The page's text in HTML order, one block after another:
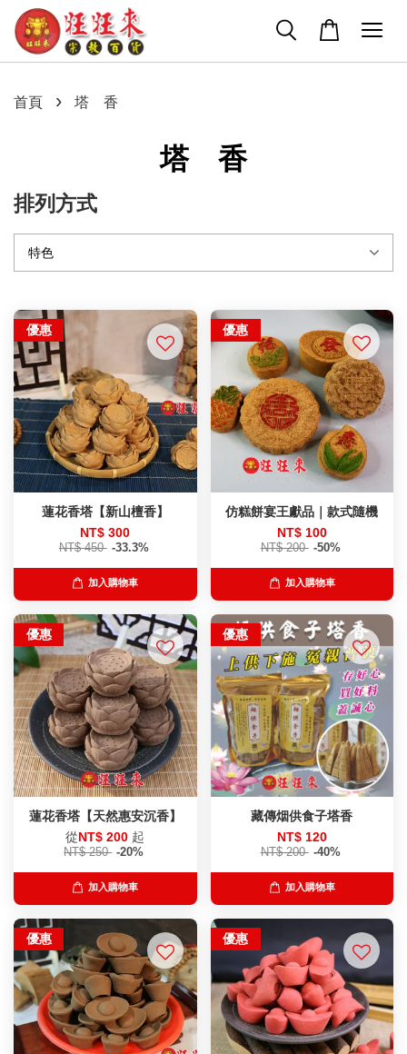
首頁 › 塔 香
塔 香
排列方式
優惠
蓮花香塔【新山檀香】
NT$ 300
NT$ 450 -33.3%
加入購物車
優惠
仿糕餅宴王獻品｜款式隨機
NT$ 100
NT$ 200 -50%
加入購物車
優惠
蓮花香塔【天然惠安沉香】
從NT$ 200 起
NT$ 250 -20%
加入購物車
優惠
藏傳烟供食子塔香
NT$ 120
NT$ 200 -40%
加入購物車
優惠 優惠